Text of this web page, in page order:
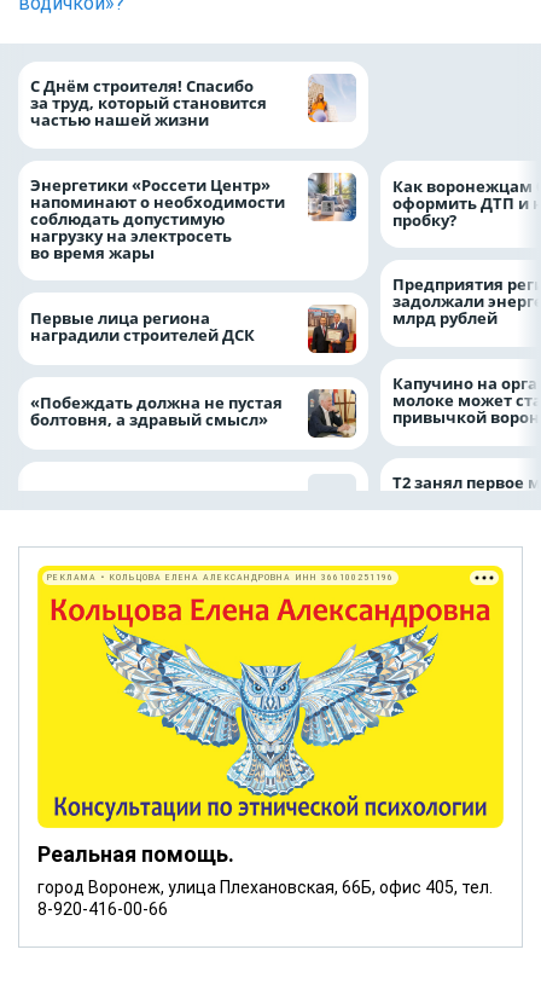
С Днём строителя! Спасибо
за труд, который становится
частью нашей жизни
Энергетики «Россети Центр»
напоминают о необходимости
соблюдать допустимую
нагрузку на электросеть
во время жары
Первые лица региона
наградили строителей ДСК
«Побеждать должна не пустая
болтовня, а здравый смысл»
Как воронежцам
оформить ДТП и
пробку?
Предприятия
задолжали
млрд рублей
Капучино на
молоке может
привычкой
Т2 занял первое
Реальная помощь.
город Воронеж, улица Плехановская, 66Б, офис 405, тел.
8-920-416-00-66
РЕКЛАМА • КОЛЬЦОВА ЕЛЕНА АЛЕКСАНДРОВНА ИНН 366100251196